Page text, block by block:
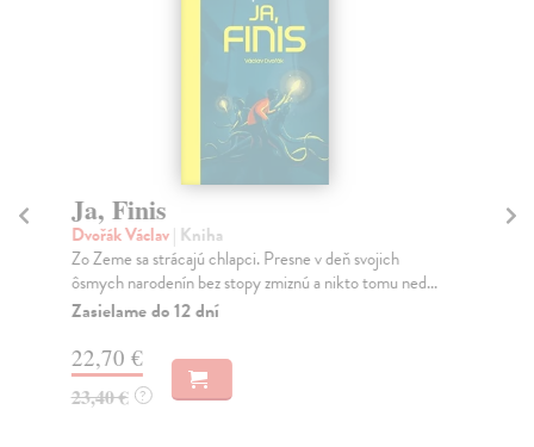
Ja, Finis
Dvořák Václav| Kniha
Zo Zeme sa strácajú chlapci. Presne v deň svojich
ôsmych narodenín bez stopy zmiznú a nikto tomu ned...
Zasielame do 12 dní
22,70 €
23,40 € ?